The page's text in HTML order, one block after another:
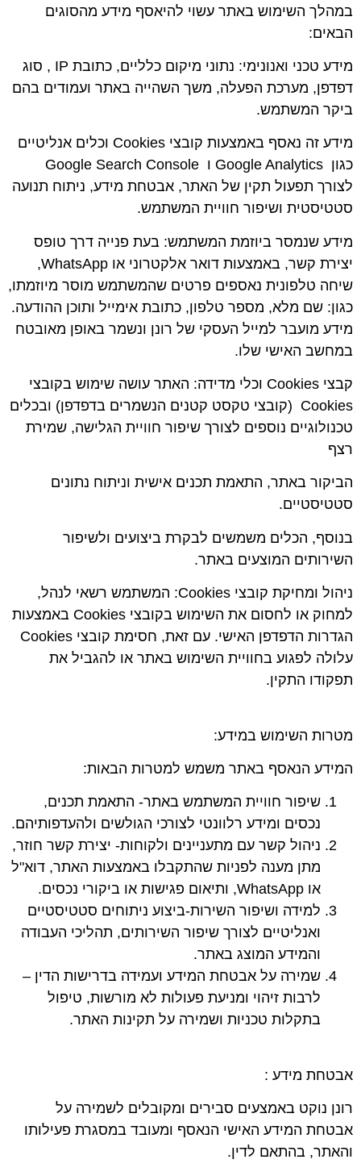
במהלך השימוש באתר עשוי להיאסף מידע מהסוגים
הבאים:
מידע טכני ואנונימי
: נתוני מיקום כלליים, כתובת IP , סוג
דפדפן, מערכת הפעלה, משך השהייה באתר ועמודים בהם
ביקר המשתמש.
מידע זה נאסף באמצעות קובצי Cookies וכלים אנליטיים
כגון Google Analytics ו Google Search Console
לצורך תפעול תקין של האתר, אבטחת מידע, ניתוח תנועה
סטטיסטית ושיפור חוויית המשתמש.
מידע שנמסר ביוזמת המשתמש: בעת פנייה דרך טופס
יצירת קשר, באמצעות דואר אלקטרוני או WhatsApp,
שיחה טלפונית נאספים פרטים שהמשתמש מוסר מיוזמתו,
כגון: שם מלא, מספר טלפון, כתובת אימייל ותוכן ההודעה.
מידע מועבר למייל העסקי של רונן ונשמר באופן מאובטח
במחשב האישי שלו.
קבצי וכלי מדידה: האתר עושה שימוש בקובצי
Cookies (קובצי טקסט קטנים הנשמרים בדפדפן) ובכלים
טכנולוגיים נוספים לצורך שיפור חוויית הגלישה, שמירת
רצף
הביקור באתר, התאמת תכנים אישית וניתוח נתונים
סטטיסטיים.
בנוסף, הכלים משמשים לבקרת ביצועים ולשיפור
השירותים המוצעים באתר.
ניהול ומחיקת קובצי Cookies: המשתמש רשאי לנהל,
למחוק או לחסום את השימוש בקובצי Cookies באמצעות
הגדרות הדפדפן האישי. עם זאת, חסימת קובצי Cookies
עלולה לפגוע בחוויית השימוש באתר או להגביל את
תפקודו התקין.
מטרות השימוש במידע:
המידע הנאסף באתר משמש למטרות הבאות:
שיפור חוויית המשתמש באתר- התאמת תכנים,
נכסים ומידע רלוונטי לצורכי הגולשים ולהעדפותיהם.
ניהול קשר עם מתעניינים ולקוחות- יצירת קשר חוזר,
מתן מענה לפניות שהתקבלו באמצעות האתר, דוא"ל
או WhatsApp, ותיאום פגישות או ביקורי נכסים.
למידה ושיפור השירות-ביצוע ניתוחים סטטיסטיים
ואנליטיים לצורך שיפור השירותים, תהליכי העבודה
והמידע המוצג באתר.
שמירה על אבטחת המידע ועמידה בדרישות הדין –
לרבות זיהוי ומניעת פעולות לא מורשות, טיפול
בתקלות טכניות ושמירה על תקינות האתר.
אבטחת מידע :
רונן נוקט באמצעים סבירים ומקובלים לשמירה על
אבטחת המידע האישי הנאסף ומעובד במסגרת פעילותו
והאתר, בהתאם לדין.